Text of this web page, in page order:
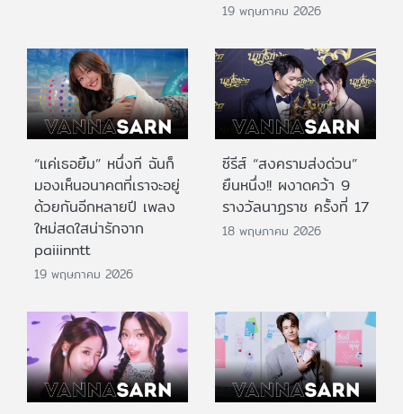
19 พฤษภาคม 2026
“แค่เธอยิ้ม” หนึ่งที ฉันก็
มองเห็นอนาคตที่เราจะอยู่
ด้วยกันอีกหลายปี เพลง
ใหม่สดใสน่ารักจาก
paiiinntt
19 พฤษภาคม 2026
ซีรีส์ “สงครามส่งด่วน”
ยืนหนึ่ง!! ผงาดคว้า 9
รางวัลนาฏราช ครั้งที่ 17
18 พฤษภาคม 2026